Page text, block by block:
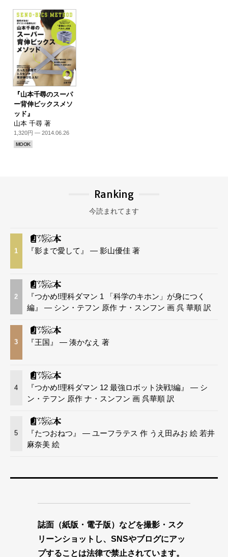
『山本千尋のスーパ
ー背伸ビックスメソ
ッド』
山本 千尋 著
1,320円 — 2014.06.26
MOOK
Ranking
今読まれてます
1 『影まで愛して』 — 影山優佳 著
2
『つかめ!理科ダマン 1 「科学のキホン」が身につく
編』 — シン・テフン 原作 ナ・スンフン 画 呉 華順 訳
3 『王国』 — 湊かなえ 著
4
『つかめ!理科ダマン 12 最強ロボット決戦!編』 — シ
ン・テフン 原作 ナ・スンフン 画 呉華順 訳
5
『たつおねつ』 — ユーフラテス 作 うえ田みお 絵 若井
麻奈美 絵
誌面（紙版・電子版）などを撮影・スク
リーンショットし、SNSやブログにアッ
プすることは法律で禁止されています。